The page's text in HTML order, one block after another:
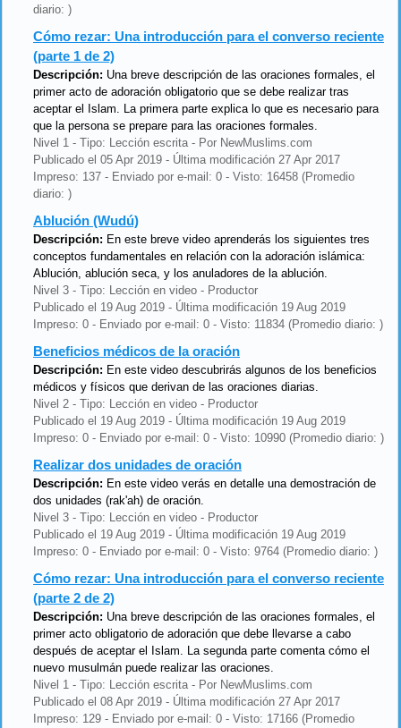
diario: )
Cómo rezar: Una introducción para el converso reciente
(parte 1 de 2)
Descripción: Una breve descripción de las oraciones formales, el
primer acto de adoración obligatorio que se debe realizar tras
aceptar el Islam. La primera parte explica lo que es necesario para
que la persona se prepare para las oraciones formales.
Nivel 1 - Tipo: Lección escrita - Por NewMuslims.com
Publicado el 05 Apr 2019 - Última modificación 27 Apr 2017
Impreso: 137 - Enviado por e-mail: 0 - Visto: 16458 (Promedio
diario: )
Ablución (Wudú)
Descripción: En este breve video aprenderás los siguientes tres
conceptos fundamentales en relación con la adoración islámica:
Ablución, ablución seca, y los anuladores de la ablución.
Nivel 3 - Tipo: Lección en video - Productor
Publicado el 19 Aug 2019 - Última modificación 19 Aug 2019
Impreso: 0 - Enviado por e-mail: 0 - Visto: 11834 (Promedio diario: )
Beneficios médicos de la oración
Descripción: En este video descubrirás algunos de los beneficios
médicos y físicos que derivan de las oraciones diarias.
Nivel 2 - Tipo: Lección en video - Productor
Publicado el 19 Aug 2019 - Última modificación 19 Aug 2019
Impreso: 0 - Enviado por e-mail: 0 - Visto: 10990 (Promedio diario: )
Realizar dos unidades de oración
Descripción: En este video verás en detalle una demostración de
dos unidades (rak'ah) de oración.
Nivel 3 - Tipo: Lección en video - Productor
Publicado el 19 Aug 2019 - Última modificación 19 Aug 2019
Impreso: 0 - Enviado por e-mail: 0 - Visto: 9764 (Promedio diario: )
Cómo rezar: Una introducción para el converso reciente
(parte 2 de 2)
Descripción: Una breve descripción de las oraciones formales, el
primer acto obligatorio de adoración que debe llevarse a cabo
después de aceptar el Islam. La segunda parte comenta cómo el
nuevo musulmán puede realizar las oraciones.
Nivel 1 - Tipo: Lección escrita - Por NewMuslims.com
Publicado el 08 Apr 2019 - Última modificación 27 Apr 2017
Impreso: 129 - Enviado por e-mail: 0 - Visto: 17166 (Promedio